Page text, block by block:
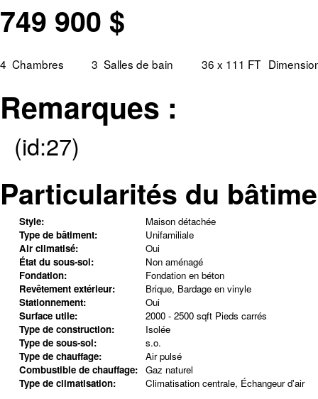
749 900 $
4 Chambres 3 Salles de bain 36 x 111 FT
Remarques :
(id:27)
Particularités du
Style:
Maison détachée
Type de bâtiment:
Unifamiliale
Air climatisé:
Oui
État du sous-sol:
Non aménagé
Fondation:
Fondation en béton
Revêtement extérieur:
Brique, Bardage en vinyle
Stationnement:
Oui
Surface utile:
2000 - 2500 sqft Pieds carrés
Type de construction:
Isolée
Type de sous-sol:
s.o.
Type de chauffage:
Air pulsé
Combustible de chauffage: Gaz naturel
Type de climatisation:
Climatisation centrale, Échangeur d'air